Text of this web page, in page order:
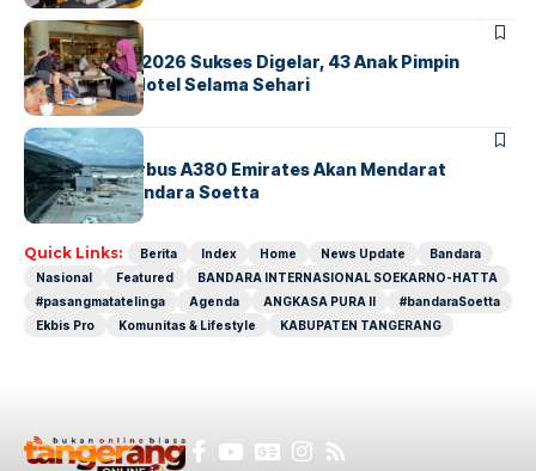
BERITAINDEX
GM For A Day 2026 Sukses Digelar, 43 Anak Pimpin
Operasional Hotel Selama Sehari
BANDARA BERITA
8 Agustus, Airbus A380 Emirates Akan Mendarat
Perdana di Bandara Soetta
Quick Links: Berita Index Home News Update
Bandara
Nasional
Featured
BANDARA INTERNASIONAL SOEKARNO-HATTA
#pasangmatatelinga
Agenda ANGKASA PURA II
#bandaraSoetta
Ekbis Pro
Komunitas & Lifestyle KABUPATEN TANGERANG